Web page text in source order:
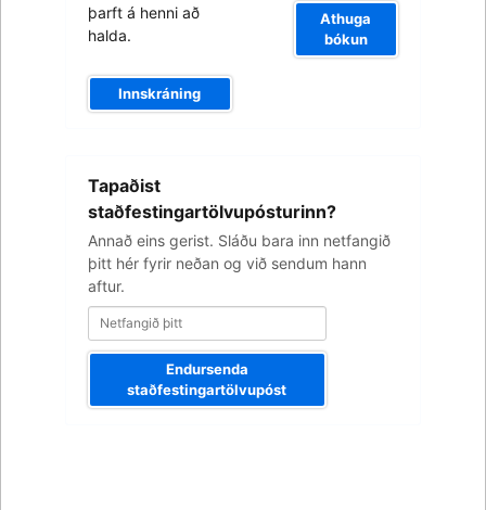
þarft á henni að
halda.
Innskráning
Athuga
bókun
Tapaðist
staðfestingartölvupósturinn?
Annað eins gerist. Sláðu bara inn netfangið
þitt hér fyrir neðan og við sendum hann
aftur.
Endursenda
staðfestingartölvupóst